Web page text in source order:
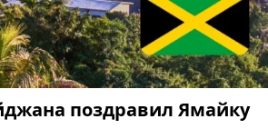
поздравил Ямайку